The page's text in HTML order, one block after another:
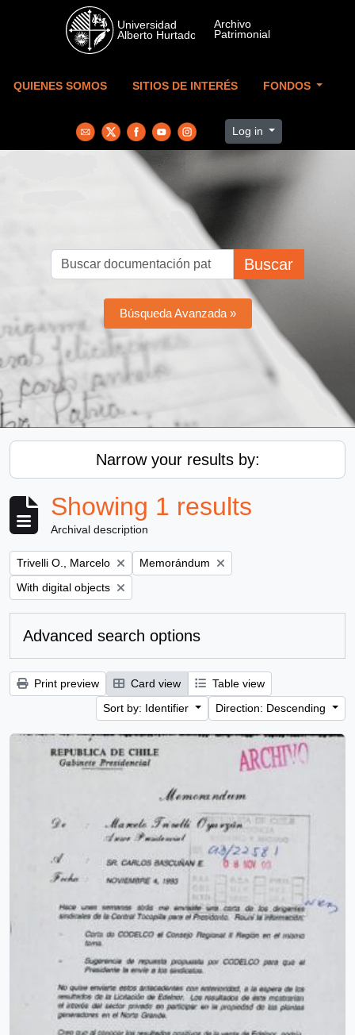
Skip to main content
QUIENES SOMOS SITIOS DE INTERÉS FONDOS
Log in
Buscar
Búsqueda Avanzada »
Narrow your results by:
Showing 1 results
Archival description
Remove filter:
Trivelli O., Marcelo Remove filter:
Memorándum
Remove filter:
With digital objects
Advanced search options
Print preview Card view
Table view
Sort by: Identifier
Direction: Descending